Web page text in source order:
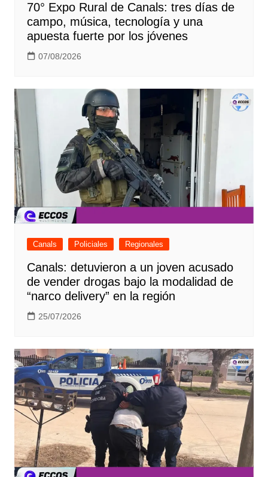
70° Expo Rural de Canals: tres días de
campo, música, tecnología y una
apuesta fuerte por los jóvenes
07/08/2026
Canals Policiales Regionales
Canals: detuvieron a un joven acusado
de vender drogas bajo la modalidad de
“narco delivery” en la región
25/07/2026